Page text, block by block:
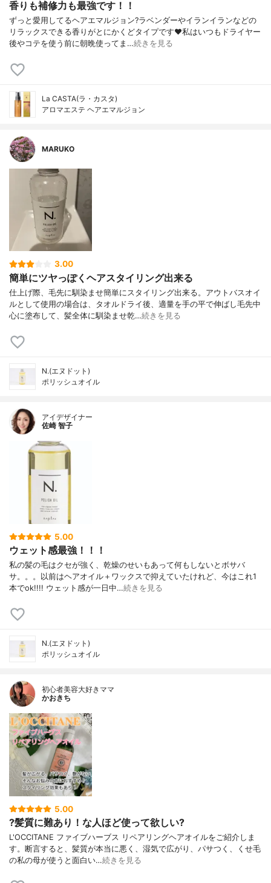
香りも補修力も最強です！！
ずっと愛用してるヘアエマルジョン?ラベンダーやイランイランなどの
リラックスできる香りがとにかくどタイプです❤️私はいつもドライヤー
後やコテを使う前に朝晩使ってま…続きを見る
La CASTA(ラ・カスタ)
アロマエステ ヘアエマルジョン
MARUKO
3.00
簡単にツヤっぽくヘアスタイリング出来る
仕上げ際、毛先に馴染ませ簡単にスタイリング出来る。アウトバスオイ
ルとして使用の場合は、タオルドライ後、適量を手の平で伸ばし毛先中
心に塗布して、髪全体に馴染ませ乾…続きを見る
N.(エヌドット)
ポリッシュオイル
アイデザイナー
佐崎 智子
5.00
ウェット感最強！！！
私の髪の毛はクセが強く、乾燥のせいもあって何もしないとボサバ
サ。。。以前はヘアオイル＋ワックスで抑えていたけれど、今はこれ1
本でok!!!! ウェット感が一日中…続きを見る
N.(エヌドット)
ポリッシュオイル
初心者美容大好きママ
かおきち
5.00
?髪質に難あり！な人ほど使って欲しい?
L'OCCITANE ファイブハーブス リペアリングヘアオイルをご紹介しま
す。断言すると、髪質が本当に悪く、湿気で広がり、パサつく、くせ毛
の私の母が使うと面白い…続きを見る